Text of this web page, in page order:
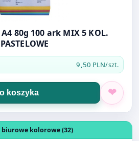
A4 80g 100 ark MIX 5 KOL.
PASTELOWE
9,50 PLN/szt.
KSERO A4 80g 100 ark MIX 5
biurowe kolorowe (32)